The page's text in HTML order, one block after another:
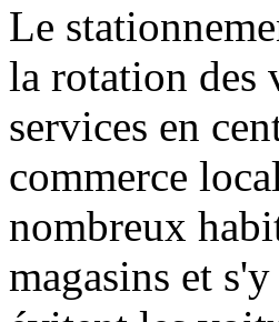
Le
la rotation des
services en
commerce
nombreux
magasins et